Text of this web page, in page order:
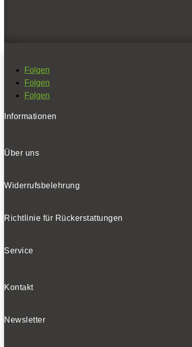
Folgen
Folgen
Folgen
Informationen
Über uns
Widerrufsbelehrung
Richtlinie für Rückerstattungen
Service
Kontakt
Newsletter